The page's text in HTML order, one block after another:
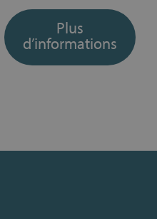
Plus
d’informations